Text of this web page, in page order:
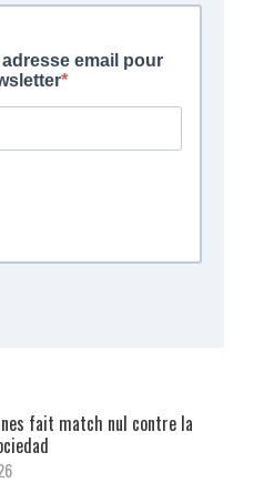
fait match nul contre la